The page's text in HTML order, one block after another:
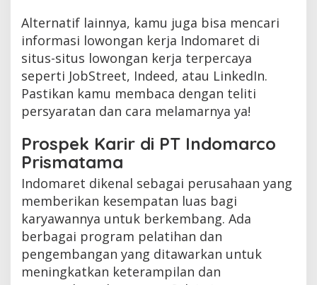
Alternatif lainnya, kamu juga bisa mencari
informasi lowongan kerja Indomaret di
situs-situs lowongan kerja terpercaya
seperti JobStreet, Indeed, atau LinkedIn.
Pastikan kamu membaca dengan teliti
persyaratan dan cara melamarnya ya!
Prospek Karir di PT Indomarco
Prismatama
Indomaret dikenal sebagai perusahaan yang
memberikan kesempatan luas bagi
karyawannya untuk berkembang. Ada
berbagai program pelatihan dan
pengembangan yang ditawarkan untuk
meningkatkan keterampilan dan